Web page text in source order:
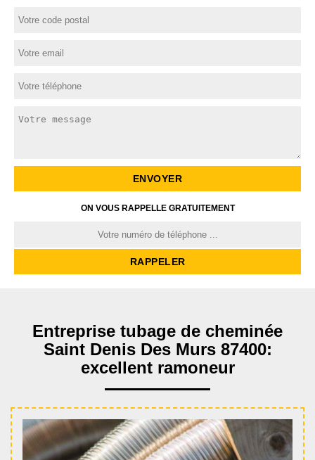
ON VOUS RAPPELLE GRATUITEMENT
Entreprise tubage de cheminée
Saint Denis Des Murs 87400:
excellent ramoneur